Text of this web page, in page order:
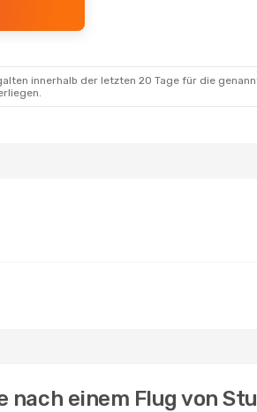
innerhalb der letzten 20 Tage für die
nach einem Flug von